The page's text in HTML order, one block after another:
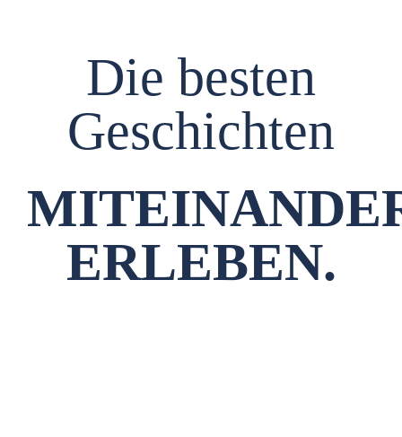
Die besten
Geschichten
ERLEBEN.